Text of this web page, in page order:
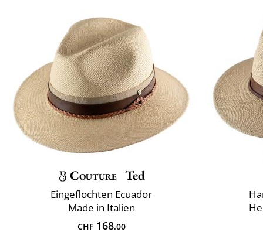
Couture Ted
Eingeflochten Ecuador
Made in Italien
CHF168.00